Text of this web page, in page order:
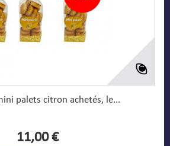
palets citron achetés, le...
11,00 €